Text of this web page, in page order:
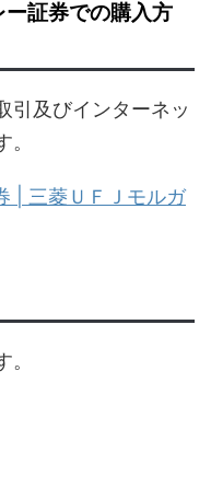
証券での購入方
引及びインターネッ
| 三菱ＵＦＪモルガ